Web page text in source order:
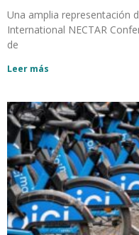
Una amplia representación
International NECTAR
de
Leer más